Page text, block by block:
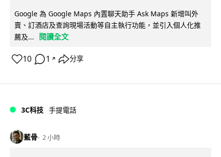
Google 為 Google Maps 內置聊天助手 Ask Maps 新增叫外
賣、訂酒店及查詢現場活動等自主執行功能，並引入個人化推
薦及...
閱讀全文
10 1 ↗ 分享
3C科技 手提電話
藍骨 2 小時